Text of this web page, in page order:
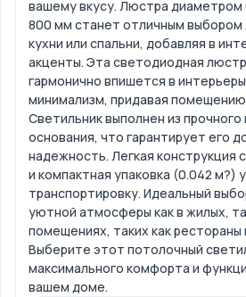
вашему вкусу. Люстра
800 мм станет отличным выбором
кухни или спальни, добавляя в
акценты. Эта светодиодная
гармонично впишется в
минимализм, придавая помещению
Светильник выполнен из
основания, что гарантирует его
надежность. Легкая конструкция
и компактная упаковка (0.042
транспортировку. Идеальный
уютной атмосферы как в жилых,
помещениях, таких как рестораны
Выберите этот потолочный
максимального комфорта и
вашем доме.